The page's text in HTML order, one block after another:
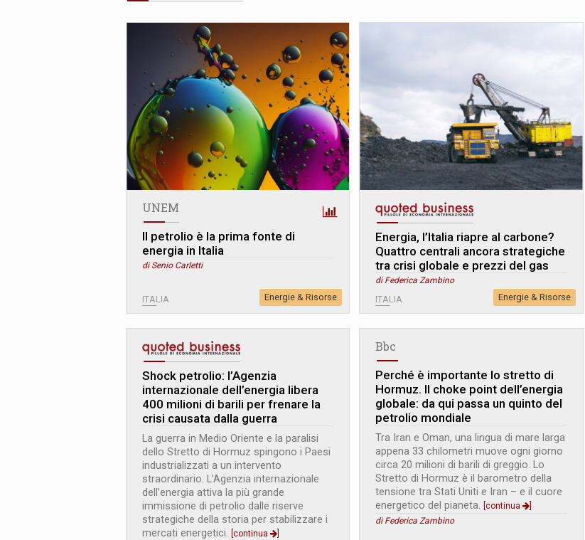
UNEM
Il petrolio è la prima fonte di
energia in Italia
di Senio Carletti
ITALIA Energie & Risorse
Energia, l’Italia riapre al carbone?
Quattro centrali ancora strategiche
tra crisi globale e prezzi del gas
di Federica Zambino
ITALIA Energie & Risorse
Shock petrolio: l’Agenzia
internazionale dell’energia libera
400 milioni di barili per frenare la
crisi causata dalla guerra
La guerra in Medio Oriente e la paralisi
dello Stretto di Hormuz spingono i Paesi
industrializzati a un intervento
straordinario. L’Agenzia internazionale
dell’energia attiva la più grande
immissione di petrolio dalle riserve
strategiche della storia per stabilizzare i
mercati energetici. [continua
Bbc
Perché è importante lo stretto di
Hormuz. Il choke point dell’energia
globale: da qui passa un quinto del
petrolio mondiale
Tra Iran e Oman, una lingua di mare larga
appena 33 chilometri muove ogni giorno
circa 20 milioni di barili di greggio. Lo
Stretto di Hormuz è il barometro della
tensione tra Stati Uniti e Iran – e il cuore
energetico del pianeta. [continua
di Federica Zambino